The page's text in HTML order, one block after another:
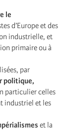
le
d’Europe et des
industrielle, et
primaire ou à
par
politique,
particulier celles
industriel et les
et la